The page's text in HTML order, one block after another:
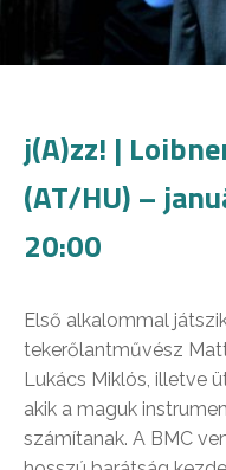
j(A)zz! |
(AT/HU) –
20:00
Első alkalommal
tekerőlantművész
Lukács Miklós, illetve
akik a maguk
számítanak. A BMC